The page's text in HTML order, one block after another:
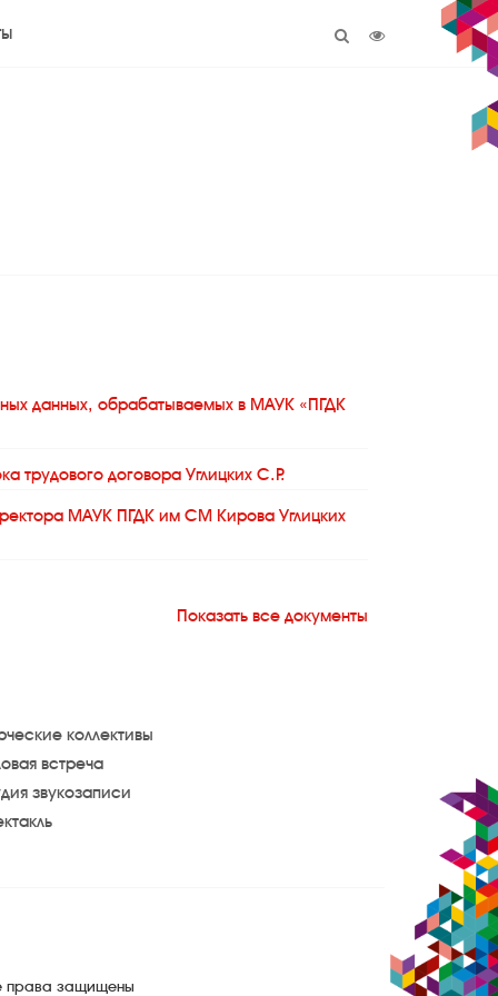
данных, обрабатываемых в МАУК «ПГДК
трудового договора Углицких С.Р.
МАУК ПГДК им СМ Кирова Углицких
совета 2022г.
наблюдательного совета 2020г.
Показать все документы
коллективы
встреча
звукозаписи
права защищены